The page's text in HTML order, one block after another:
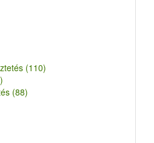
(110)
(88)